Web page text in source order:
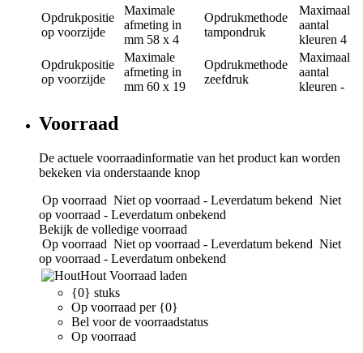
Opdrukpositie
op voorzijde
Maximale
afmeting in
mm 58 x 4
Opdrukmethode
tampondruk
Maximaal
aantal
kleuren 4
Opdrukpositie
op voorzijde
Maximale
afmeting in
mm 60 x 19
Opdrukmethode
zeefdruk
Maximaal
aantal
kleuren -
Voorraad
De actuele voorraadinformatie van het product kan worden
bekeken via onderstaande knop
Op voorraad Niet op voorraad - Leverdatum bekend Niet
op voorraad - Leverdatum onbekend
Bekijk de volledige voorraad
Op voorraad Niet op voorraad - Leverdatum bekend Niet
op voorraad - Leverdatum onbekend
Hout Voorraad laden
{0} stuks
Op voorraad per {0}
Bel voor de voorraadstatus
Op voorraad